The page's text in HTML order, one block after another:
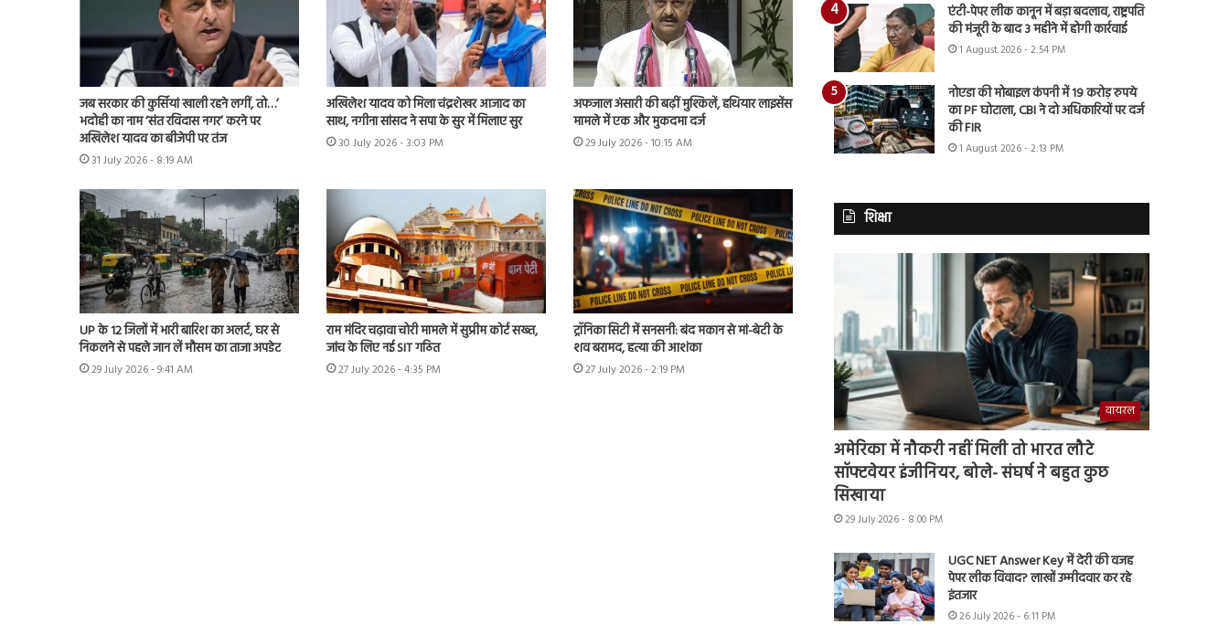
जब सरकार की कुर्सियां खाली रहने लगीं, तो…’
भदोही का नाम ‘संत रविदास नगर’ करने पर
अखिलेश यादव का बीजेपी पर तंज
31 July 2026 - 8:19 AM
अखिलेश यादव को मिला चंद्रशेखर आजाद का
साथ, नगीना सांसद ने सपा के सुर में मिलाए सुर
30 July 2026 - 3:03 PM
अफजाल अंसारी की बढ़ीं मुश्किलें, हथियार लाइसेंस
मामले में एक और मुकदमा दर्ज
29 July 2026 - 10:15 AM
UP के 12 जिलों में भारी बारिश का अलर्ट, घर से
निकलने से पहले जान लें मौसम का ताजा अपडेट
29 July 2026 - 9:41 AM
राम मंदिर चढ़ावा चोरी मामले में सुप्रीम कोर्ट सख्त,
जांच के लिए नई SIT गठित
27 July 2026 - 4:35 PM
ट्रॉनिका सिटी में सनसनी: बंद मकान से मां-बेटी के
शव बरामद, हत्या की आशंका
27 July 2026 - 2:19 PM
एंटी-पेपर लीक कानून में बड़ा बदलाव, राष्ट्रपति
की मंजूरी के बाद 3 महीने में होगी कार्रवाई
1 August 2026 - 2:54 PM
नोएडा की मोबाइल कंपनी में 19 करोड़ रुपये
का PF घोटाला, CBI ने दो अधिकारियों पर दर्ज
की FIR
1 August 2026 - 2:13 PM
शिक्षा
वायरल
अमेरिका में नौकरी नहीं मिली तो भारत लौटे
सॉफ्टवेयर इंजीनियर, बोले- संघर्ष ने बहुत कुछ
सिखाया
29 July 2026 - 8:00 PM
UGC NET Answer Key में देरी की वजह
पेपर लीक विवाद? लाखों उम्मीदवार कर रहे
इंतजार
26 July 2026 - 6:11 PM